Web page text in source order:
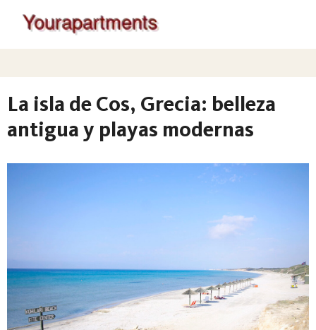
La isla de Cos, Grecia: belleza
antigua y playas modernas